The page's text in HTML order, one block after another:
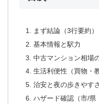
まず結論（3行要約）
基本情報と駅力
中古マンション相場
生活利便性（買物・
治安と夜の歩きやすさ
ハザード確認（市/県